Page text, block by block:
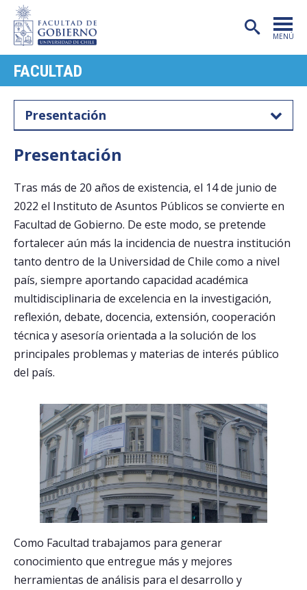
MENÚ
FACULTAD
CARRERAS
POSTGRADO
INVESTIGACIÓN
EXTENSIÓN
PUBLICACIONES
CENTROS
ADMISIÓN
Postulantes
Estudiantes
Funcionarios
Egresados
FACULTAD
Presentación
Presentación
Tras más de 20 años de existencia, el 14 de junio de
2022 el Instituto de Asuntos Públicos se convierte en
Facultad de Gobierno. De este modo, se pretende
fortalecer aún más la incidencia de nuestra institución
tanto dentro de la Universidad de Chile como a nivel
país, siempre aportando capacidad académica
multidisciplinaria de excelencia en la investigación,
reflexión, debate, docencia, extensión, cooperación
técnica y asesoría orientada a la solución de los
principales problemas y materias de interés público
del país.
Como Facultad trabajamos para generar
conocimiento que entregue más y mejores
herramientas de análisis para el desarrollo y